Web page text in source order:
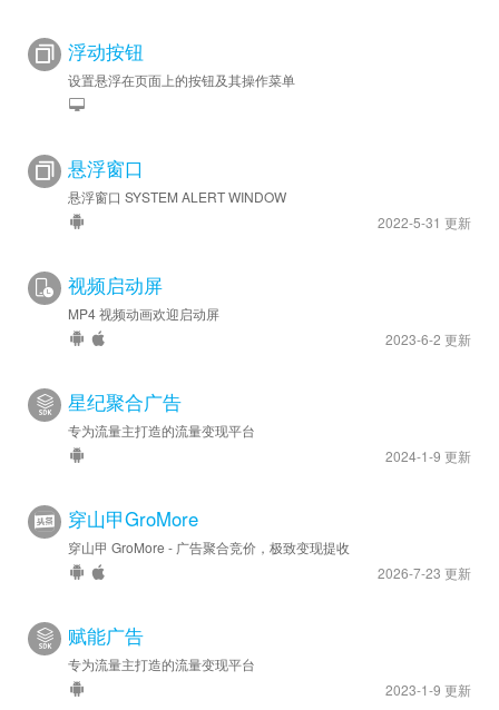
浮动按钮
设置悬浮在页面上的按钮及其操作菜单
悬浮窗口
悬浮窗口 SYSTEM ALERT WINDOW
2022-5-31 更新
视频启动屏
MP4 视频动画欢迎启动屏
2023-6-2 更新
星纪聚合广告
专为流量主打造的流量变现平台
2024-1-9 更新
穿山甲GroMore
穿山甲 GroMore - 广告聚合竞价，极致变现提收
2026-7-23 更新
赋能广告
专为流量主打造的流量变现平台
2023-1-9 更新